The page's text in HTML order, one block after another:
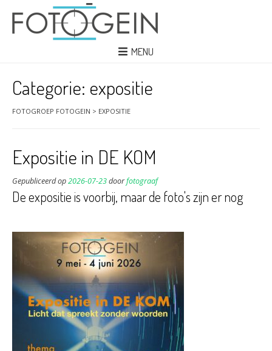
MENU
Categorie: expositie
FOTOGROEP FOTOGEIN > EXPOSITIE
Expositie in DE KOM
Gepubliceerd op2026-07-23doorfotograaf
De expositie is voorbij, maar de foto's zijn er nog